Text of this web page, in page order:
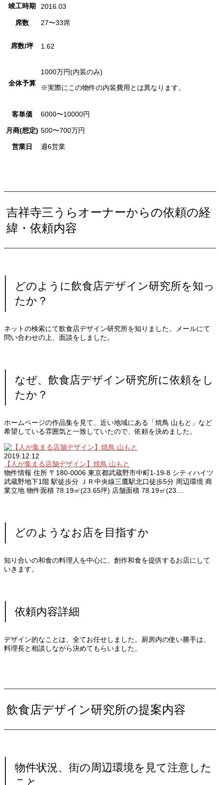
竣工時期 2016.03
席数 27〜33席
席数/坪 1.62
全体予算
1000万円(内装のみ)
※実際にこの物件の内装費用とは異なります。
客単価 6000〜10000円
月商(想定) 500〜700万円
営業日 週6営業
吉祥寺三うらオーナーからの依頼の経
緯・依頼内容
どのように飲食店デザイン研究所を知っ
たか？
ネットの検索にて飲食店デザイン研究所を知りました。メールにて
問い合わせの上、面談をしました。
なぜ、飲食店デザイン研究所に依頼をし
たか？
ホームページの作品集を見て、近い地域にある「焼鳥 山もと」など
希望している雰囲気と一致していたので、依頼を決めました。
2019.12.12
【人が集まる店舗デザイン】焼鳥 山もと
物件情報 住所 〒180-0006 東京都武蔵野市中町1-19-8 シティハイツ
武蔵野地下1階 駅徒歩分 ＪＲ中央線三鷹駅北口徒歩5分 周辺環境 商
業立地 物件面積 78.19㎡(23.65坪) 店舗面積 78.19㎡(23....
どのようなお店を目指すか
知り合いの和食の料理人を中心に、創作和食を提供するお店にして
いきます。
依頼内容詳細
デザイン的なことは、全てお任せしました。厨房内の使い勝手は、
料理長と相談しながら決めてもらいました。
飲食店デザイン研究所の提案内容
物件状況、街の周辺環境を見て注意した
こと